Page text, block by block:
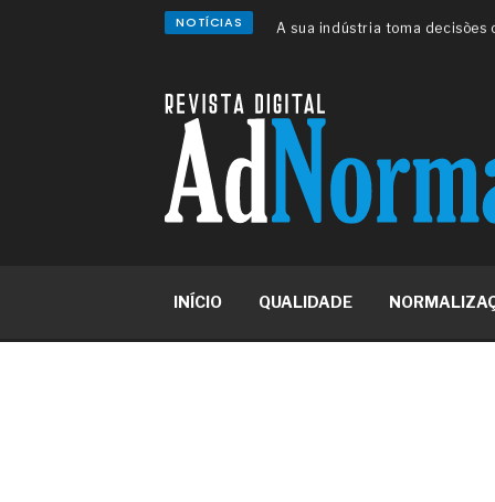
NOTÍCIAS
A sua indústria toma decisões
Os gestores da ABNT litigam
reserva de mercado sobre as
Os critérios médicos da
A prevenção clínica da coceira
Os sintomas clínicos do
O tratamento médico da
concreto de obras
INÍCIO QUALIDADE